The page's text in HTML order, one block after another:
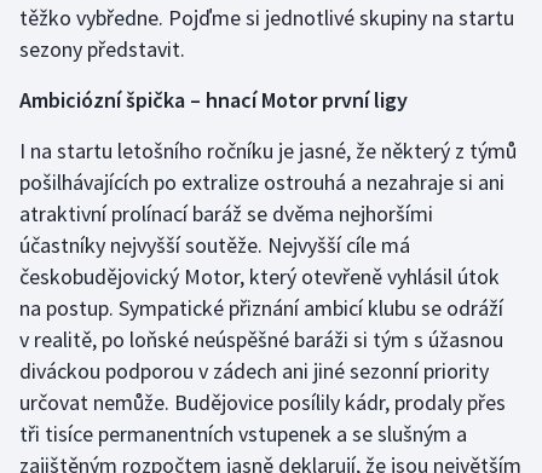
Gymnastika
Házená
Jezdectví
Judo
Krasobruslení
Lezení
Lyže a snowboard
Moderní pětiboj
těžko vybředne. Pojďme si jednotlivé skupiny na startu
sezony představit.
Ambiciózní špička – hnací Motor první ligy
I na startu letošního ročníku je jasné, že některý z týmů
pošilhávajících po extralize ostrouhá a nezahraje si ani
atraktivní prolínací baráž se dvěma nejhoršími
účastníky nejvyšší soutěže. Nejvyšší cíle má
českobudějovický Motor, který otevřeně vyhlásil útok
na postup. Sympatické přiznání ambicí klubu se odráží
v realitě, po loňské neúspěšné baráži si tým s úžasnou
diváckou podporou v zádech ani jiné sezonní priority
určovat nemůže. Budějovice posílily kádr, prodaly přes
tři tisíce permanentních vstupenek a se slušným a
zajištěným rozpočtem jasně deklarují, že jsou největším